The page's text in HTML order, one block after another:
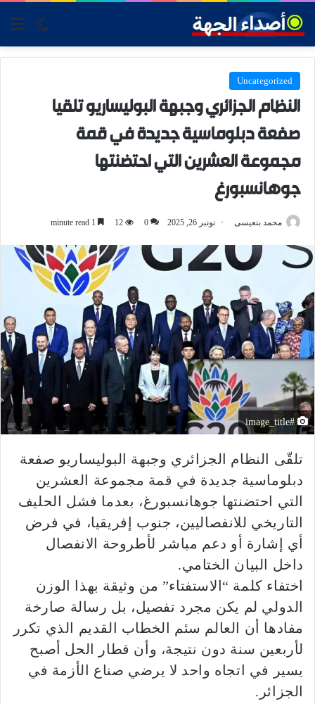
skin
Uncategorized
النظام الجزائري وجبهة البوليساريو تلقيا
صفعة دبلوماسية جديدة في قمة
مجموعة العشرين التي احتضنتها
جوهانسبورغ
محمد بنعيسى نونبر 26, 2025 0
12
#image_title
تلقّى النظام الجزائري وجبهة البوليساريو صفعة
دبلوماسية جديدة في قمة مجموعة العشرين
التي احتضنتها جوهانسبورغ، بعدما فشل الحليف
التاريخي للانفصاليين، جنوب إفريقيا، في فرض
أي إشارة أو دعم مباشر لأطروحة الانفصال
داخل البيان الختامي.
اختفاء كلمة “الاستفتاء” من وثيقة بهذا الوزن
الدولي لم يكن مجرد تفصيل، بل رسالة صارخة
مفادها أن العالم سئم الخطاب القديم الذي تكرر
لأربعين سنة دون نتيجة، وأن قطار الحل أصبح
يسير في اتجاه واحد لا يرضي صناع الأزمة في
الجزائر.